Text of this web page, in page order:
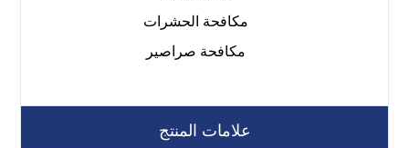
مكافحة الحشرات
مكافحة صراصير
علامات المنتج